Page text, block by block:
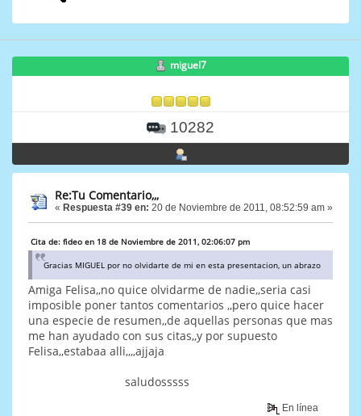
miguel7
10282
Re:Tu Comentario,,,
« Respuesta #39 en: 20 de Noviembre de 2011, 08:52:59 am »
Cita de: fideo en 18 de Noviembre de 2011, 02:06:07 pm
Gracias MIGUEL por no olvidarte de mi en esta presentacion, un abrazo
Amiga Felisa,,no quice olvidarme de nadie,,seria casi
imposible poner tantos comentarios ,,pero quice hacer
una especie de resumen,,de aquellas personas que mas
me han ayudado con sus citas,,y por supuesto
Felisa,,estabaa alli,,,,ajjaja
saludosssss
En línea